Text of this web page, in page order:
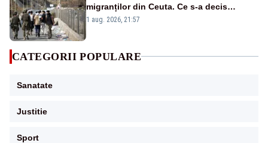
migranților din Ceuta. Ce s-a decis
împreună cu statele UE
1 aug. 2026, 21:57
CATEGORII POPULARE
Sanatate
Justitie
Sport